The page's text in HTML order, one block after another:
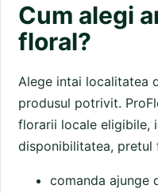
Cum alegi
floral?
Alege intai localitatea
produsul potrivit.
florarii locale eligibile,
disponibilitatea, pretul
comanda ajunge